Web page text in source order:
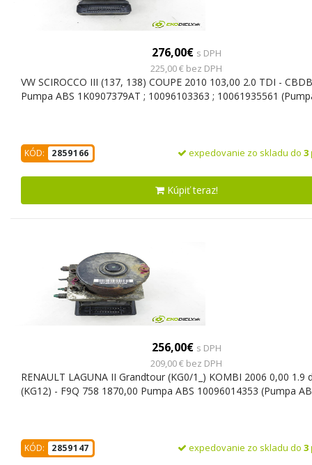
276,00€ s DPH
225,00 € bez DPH
VW SCIROCCO III (137, 138) COUPE 2010 103,00 2.0 TDI -
Pumpa ABS 1K0907379AT ; 10096103363 ; 10061935561
KÓD: 2859166 expedovanie zo skladu do 3
Kúpiť teraz!
256,00€ s DPH
209,00 € bez DPH
RENAULT LAGUNA II Grandtour (KG0/1_) KOMBI 2006 0,00 1.9
(KG12) - F9Q 758 1870,00 Pumpa ABS 10096014353 (Pumpa
KÓD: 2859147 expedovanie zo skladu do 3